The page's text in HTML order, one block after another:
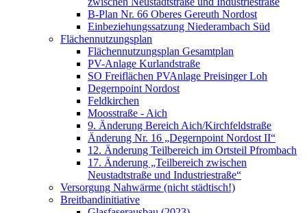
B-Plan Nr. 66 Oberes Gereuth Nordost
Einbeziehungssatzung Niederambach Süd
Flächennutzungsplan
Flächennutzungsplan Gesamtplan
PV-Anlage Kurlandstraße
SO Freiflächen PV­Anlage Preisinger Loh
Degernpoint Nordost
Feldkirchen
Moosstraße - Aich
9. Änderung Bereich Aich/Kirchfeldstraße
Änderung Nr. 16 „Degernpoint Nordost II“
12. Änderung Teilbereich im Ortsteil Pfrombach
17. Änderung „Teilbereich zwischen
Neustadtstraße und Industriestraße“
Versorgung Nahwärme (nicht städtisch!)
Breitbandinitiative